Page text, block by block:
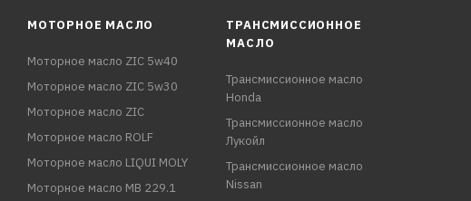
МОТОРНОЕ МАСЛО
Моторное масло ZIC 5w40
Моторное масло ZIC 5w30
Моторное масло ZIC
Моторное масло ROLF
Моторное масло LIQUI MOLY
Моторное масло MB 229.1
ТРАНСМИССИОННОЕ
МАСЛО
Трансмиссионное масло
Honda
Трансмиссионное масло
Лукойл
Трансмиссионное масло
Nissan